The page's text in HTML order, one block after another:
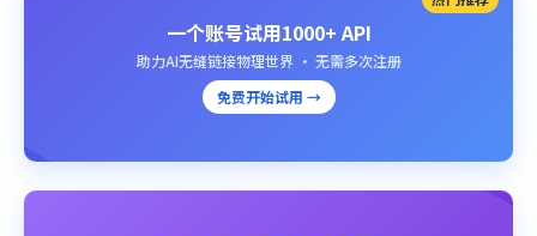
一个账号试用1000+ API
助力AI无缝链接物理世界 · 无需多次注册
免费开始试用 →